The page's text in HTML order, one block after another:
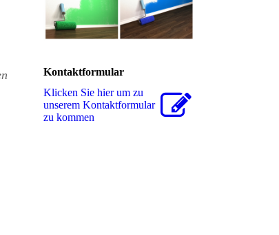
Kontaktformular
Klicken Sie hier um zu
unserem Kon­takt­for­mu­lar
zu kommen